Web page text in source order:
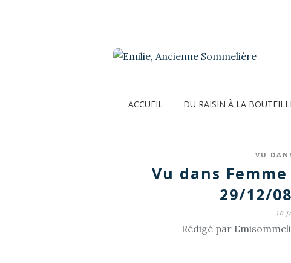
ACCUEIL DU RAISIN À LA
VU
Vu dans
29/12/
10
Rédigé par